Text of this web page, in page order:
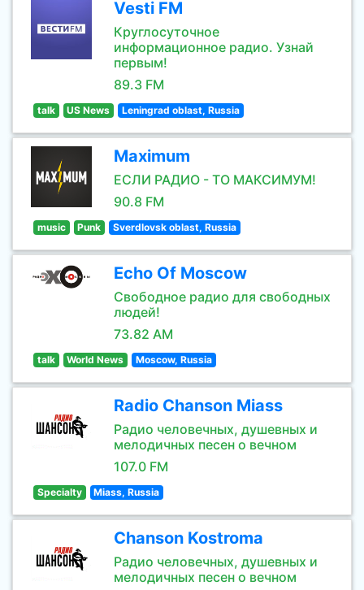
Vesti FM
Круглосуточное
информационное радио. Узнай
первым!
89.3 FM
talk US News Leningrad oblast, Russia
Maximum
ЕСЛИ РАДИО - ТО МАКСИМУМ!
90.8 FM
music Punk Sverdlovsk oblast, Russia
Echo Of Moscow
Свободное радио для свободных
людей!
73.82 AM
talk World News Moscow, Russia
Radio Chanson Miass
Радио человечных, душевных и
мелодичных песен о вечном
107.0 FM
Specialty Miass, Russia
Chanson Kostroma
Радио человечных, душевных и
мелодичных песен о вечном